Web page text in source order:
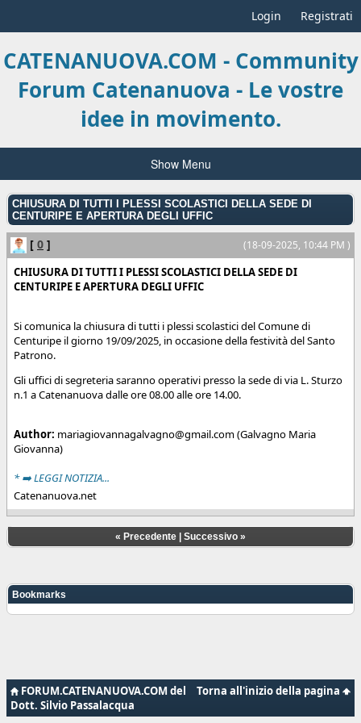
Login Registrati
CATENANUOVA.COM - Community
Forum Catenanuova - Le vostre
idee in movimento.
Show Menu
CHIUSURA DI TUTTI I PLESSI SCOLASTICI DELLA SEDE DI
CENTURIPE E APERTURA DEGLI UFFIC
(18-09-2025, 10:44 PM )
[ 0 ]
CHIUSURA DI TUTTI I PLESSI SCOLASTICI DELLA SEDE DI
CENTURIPE E APERTURA DEGLI UFFIC
Si comunica la chiusura di tutti i plessi scolastici del Comune di
Centuripe il giorno 19/09/2025, in occasione della festività del Santo
Patrono.
Gli uffici di segreteria saranno operativi presso la sede di via L. Sturzo
n.1 a Catenanuova dalle ore 08.00 alle ore 14.00.
Author: mariagiovannagalvagno@gmail.com(Galvagno Maria
Giovanna)
* ➡️ LEGGI NOTIZIA...
Catenanuova.net
« Precedente Successivo »
Bookmarks
Torna all'inizio della pagina
FORUM.CATENANUOVA.COM del
Dott. Silvio Passalacqua